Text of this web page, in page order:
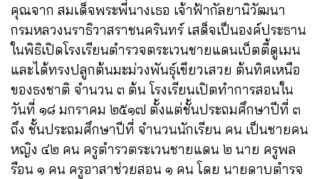
คุณจาก สมเด็จพระพี่นางเธอ เจ้าฟ้ากัลยานิวัฒนา
กรมหลวงนราธิวาสราชนครินทร์ เสด็จเป็นองค์ประธาน
ในพิธิเปิดโรงเรียนตำรวจตระเวนชายแดนเบ็ตตี้ดูเมน
และได้ทรงปลูกต้นมะม่วงพันธุ์เขียวเสวย ต้นทิศเหนือ
ของธงชาติ จำนวน ๓ ต้น โรงเรียนเปิตทำการสอนใน
วันที่ ๑๘ มกราคม ๒๕๑๗ ตั้งแต่ชั้นประถมศึกษาปีที่ ๓
ถึง ชั้นประถมศึกษาปีที่ จำนวนนักเรียน คน เป็นชายคน
หญิง ๔๒ คน ครูตำรวตระเวนชายแดน ๒ นาย ครูพล
รือน ๑ คน ครูอาสาช่วยสอน ๑ คน โดย นายดาบตำรจ